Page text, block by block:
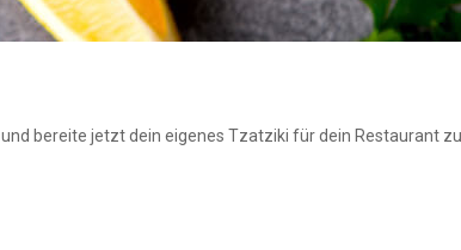
bereite jetzt dein eigenes Tzatziki für dein Restaurant zu!